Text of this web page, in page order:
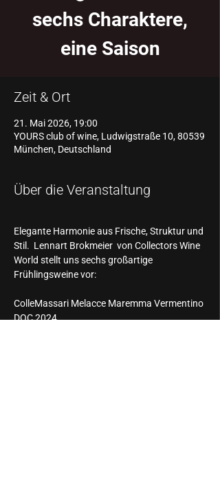
sechs Charaktere,
eine Saison
Zeit & Ort
21. Mai 2026, 19:00
YOURS club of wine, Ludwigstraße 10, 80539
München, Deutschland
Über die Veranstaltung
Elegante Harmonie aus Frische, Struktur und
Stil.  Lennart Brokmeier  von Collectors Wine
World stellt uns sechs großartige
Frühlingsweine vor:
ColleMassari Melacce Maremma Vermentino
DOC 2024